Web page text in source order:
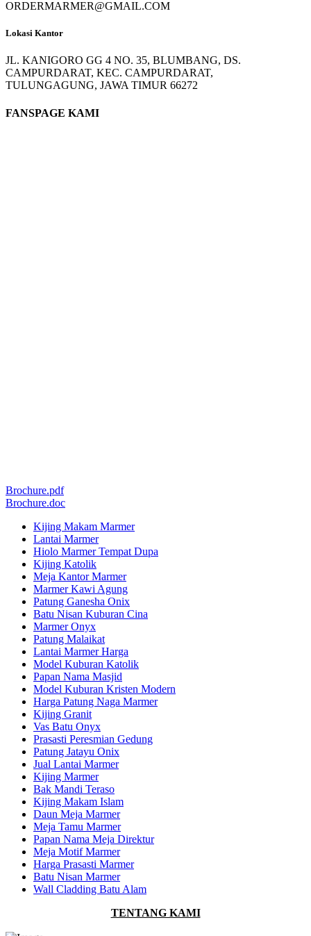
ORDERMARMER@GMAIL.COM
Lokasi Kantor
JL. KANIGORO GG 4 NO. 35, BLUMBANG, DS.
CAMPURDARAT, KEC. CAMPURDARAT,
TULUNGAGUNG, JAWA TIMUR 66272
FANSPAGE KAMI
Brochure.pdf
Brochure.doc
Kijing Makam Marmer
Lantai Marmer
Hiolo Marmer Tempat Dupa
Kijing Katolik
Meja Kantor Marmer
Marmer Kawi Agung
Patung Ganesha Onix
Batu Nisan Kuburan Cina
Marmer Onyx
Patung Malaikat
Lantai Marmer Harga
Model Kuburan Katolik
Papan Nama Masjid
Model Kuburan Kristen Modern
Harga Patung Naga Marmer
Kijing Granit
Vas Batu Onyx
Prasasti Peresmian Gedung
Patung Jatayu Onix
Jual Lantai Marmer
Kijing Marmer
Bak Mandi Teraso
Kijing Makam Islam
Daun Meja Marmer
Meja Tamu Marmer
Papan Nama Meja Direktur
Meja Motif Marmer
Harga Prasasti Marmer
Batu Nisan Marmer
Wall Cladding Batu Alam
TENTANG KAMI